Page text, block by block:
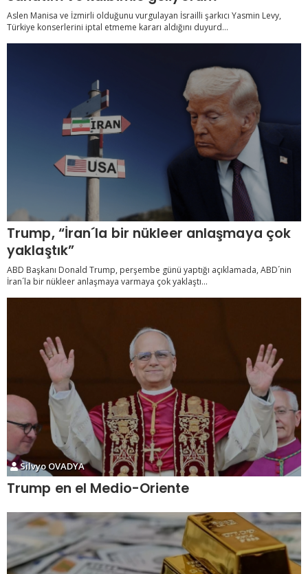
Aslen Manisa ve İzmirli olduğunu vurgulayan İsrailli şarkıcı Yasmin Levy,
Türkiye konserlerini iptal etmeme kararı aldığını duyurd...
Trump, “İran´la bir nükleer anlaşmaya çok
yaklaştık”
ABD Başkanı Donald Trump, perşembe günü yaptığı açıklamada, ABD´nin
İran´la bir nükleer anlaşmaya varmaya çok yaklaştı...
Silvyo OVADYA
Trump en el Medio-Oriente